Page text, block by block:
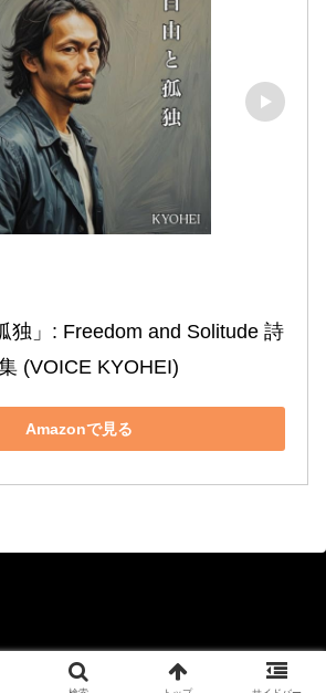
独」: Freedom and Solitude 詩
(VOICE KYOHEI)
Amazonで見る
KYOHEI Official Blog All Rights Reserved.